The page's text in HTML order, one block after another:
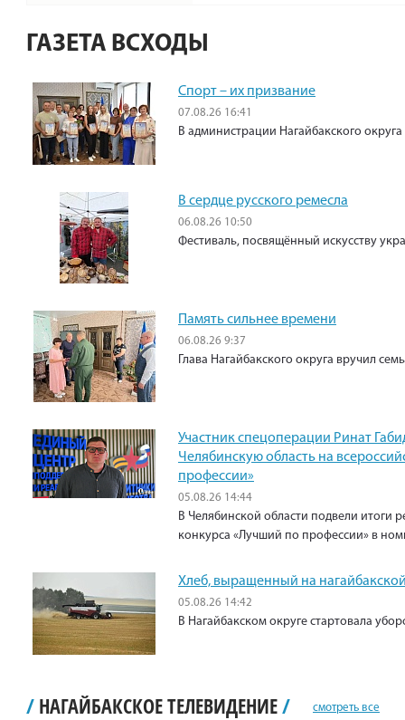
ГАЗЕТА ВСХОДЫ
Спорт – их призвание
07.08.26 16:41
В администрации Нагайбакского
В сердце русского ремесла
06.08.26 10:50
Фестиваль, посвящённый искусству
Память сильнее времени
06.08.26 9:37
Глава Нагайбакского округа вручил
Участник спецоперации Ринат
Челябинскую область на
профессии»
05.08.26 14:44
В Челябинской области подвели итоги
конкурса «Лучший по профессии» в
Хлеб, выращенный на
05.08.26 14:42
В Нагайбакском округе стартовала
/ НАГАЙБАКСКОЕ ТЕЛЕВИДЕНИЕ/ смотреть все